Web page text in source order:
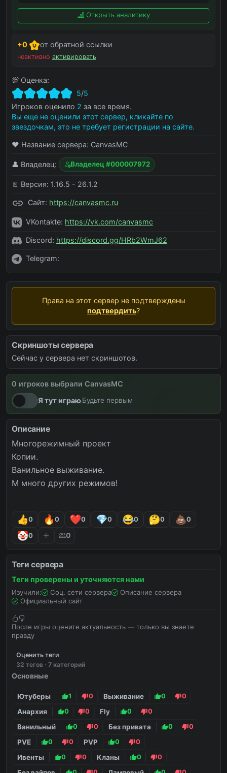
Открыть аналитику
+0 от обратной ссылки
неактивно активировать
💯 Оценка:
5/5
Игроков оценило 2 за все время.
Вы еще не оценили этот сервер, кликайте по
звездочкам, это не требует регистрации на сайте.
❤️ Название сервера: CanvasMC
👤 Владелец: Владелец #000007972
🚪 Версия: 1.16.5 - 26.1.2
Сайт: https://canvasmc.ru
VKontakte: https://vk.com/canvasmc
Discord: https://discord.gg/HRb2WmJ62
Telegram:
Права на этот сервер не подтверждены
подтвердить?
Скриншоты сервера
Сейчас у сервера нет скриншотов.
0 игроков выбрали CanvasMC
Я тут играюБудьте первым
вайпы новости снова онлайн
Описание
Многорежимный проект
Копии.
Ванильное выживание.
М много других режимов!
0 0 0 0 0 0 0
0 0
Теги сервера
Теги проверены и уточняются нами
Изучили: Соц. сети сервера
Описание сервера
Официальный сайт
После игры оцените актуальность — только вы знаете
правду
Оценить теги
32 тегов · 7 категорий
Основные
Ютуберы 1 0 Выживание 0 0
Анархия 0 0 Fly 0 0
Ванильный 0 0 Без привата 0 0
PVE 0 0 PVP 0 0
Ивенты 0 0 Кланы 0 0